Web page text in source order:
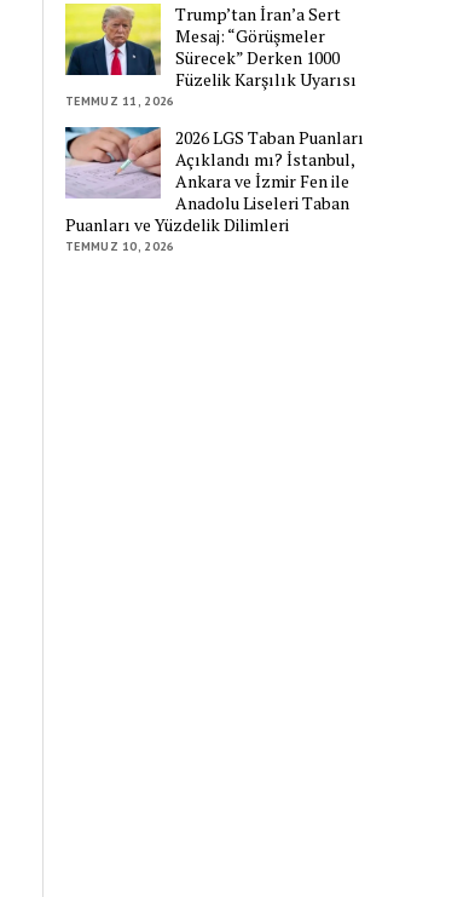
Trump’tan İran’a Sert
Mesaj: “Görüşmeler
Sürecek” Derken 1000
Füzelik Karşılık Uyarısı
TEMMUZ 11, 2026
2026 LGS Taban Puanları
Açıklandı mı? İstanbul,
Ankara ve İzmir Fen ile
Anadolu Liseleri Taban
Puanları ve Yüzdelik Dilimleri
TEMMUZ 10, 2026